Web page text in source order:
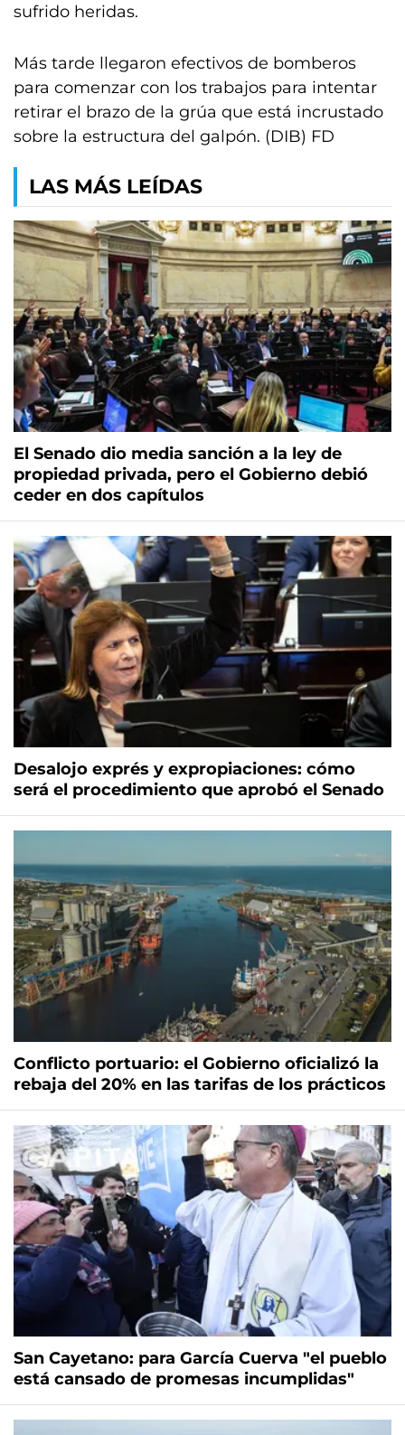
sufrido heridas.
Más tarde llegaron efectivos de bomberos
para comenzar con los trabajos para intentar
retirar el brazo de la grúa que está incrustado
sobre la estructura del galpón. (DIB) FD
LAS MÁS LEÍDAS
El Senado dio media sanción a la ley de
propiedad privada, pero el Gobierno debió
ceder en dos capítulos
Desalojo exprés y expropiaciones: cómo
será el procedimiento que aprobó el Senado
Conflicto portuario: el Gobierno oficializó la
rebaja del 20% en las tarifas de los prácticos
San Cayetano: para García Cuerva "el pueblo
está cansado de promesas incumplidas"